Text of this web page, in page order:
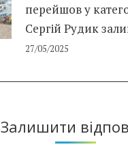
перейшов у
Сергій Рудик
27/05/2025
Залишити